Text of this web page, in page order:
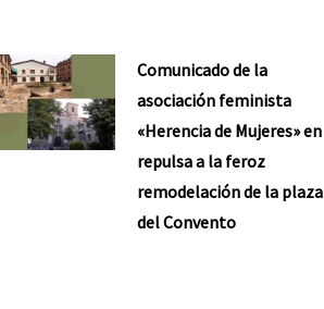
Comunicado de la
asociación feminista
«Herencia de Mujeres» en
repulsa a la feroz
remodelación de la plaza
del Convento